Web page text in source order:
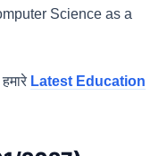
Science as a
Latest Education